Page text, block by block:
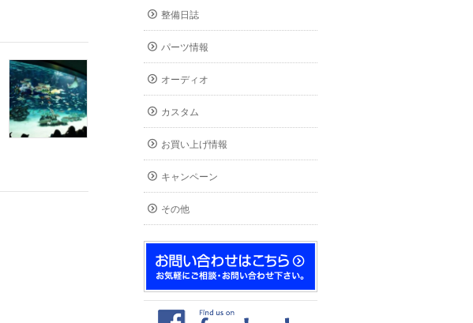
整備日誌
パーツ情報
オーディオ
カスタム
お買い上げ情報
キャンペーン
その他